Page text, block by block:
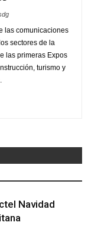
las comunicaciones
sectores de la
las primeras Expos
turismo y
Navidad